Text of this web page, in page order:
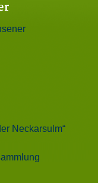
Neckarsulm“